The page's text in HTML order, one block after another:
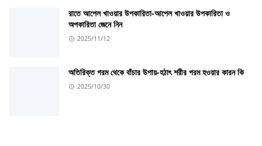
রাতে আপেল খাওয়ার উপকারিতা-আপেল খাওয়ার উপকারিতা ও
অপকারিতা জেনে নিন
2025/11/12
অতিরিক্ত গরম থেকে বাঁচার উপায়-হঠাৎ শরীর গরম হওয়ার কারন কি
2025/10/30